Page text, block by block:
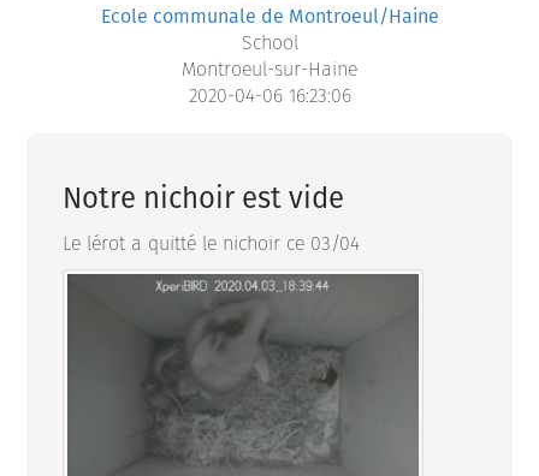
Ecole communale de Montroeul/Haine
School
Montroeul-sur-Haine
2020-04-06 16:23:06
Notre nichoir est vide
Le lérot a quitté le nichoir ce 03/04